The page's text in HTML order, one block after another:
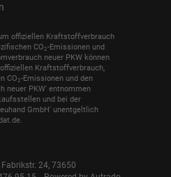
offiziellen Kraftstoffverbrauch
CO2-Emissionen und
neuer PKW können
Kraftstoffverbrauch,
CO2-Emissionen und den
neuer PKW' entnommen
und bei der
GmbH' unentgeltlich
Fabrikstr. 24 73650